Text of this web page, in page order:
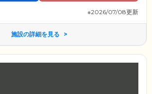
※2026/07/08更新
施設の詳細を見る